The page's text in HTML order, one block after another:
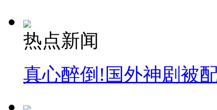
热点新闻
真心醉倒!国外神剧被